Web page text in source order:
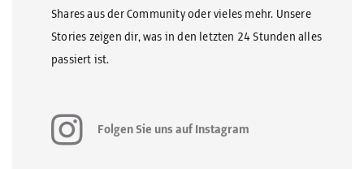
Shares aus der Community oder vieles mehr. Unsere
Stories zeigen dir, was in den letzten 24 Stunden alles
passiert ist.
Folgen Sie uns auf Instagram